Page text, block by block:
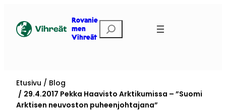
sisältöön
Rovanie
men
Vihreät
Etsi
Etusivu
Blog
29.4.2017 Pekka Haavisto Arktikumissa – ”Suomi
Arktisen neuvoston puheenjohtajana”